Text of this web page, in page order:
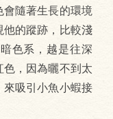
隨著生長的環境
的蹤跡，比較淺
色系，越是往深
，因為曬不到太
吸引小魚小蝦接